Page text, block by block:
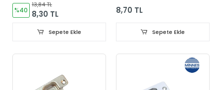
%40
13,84 TL
8,30 TL
Sepete Ekle
8,70 TL
Sepete Ekle